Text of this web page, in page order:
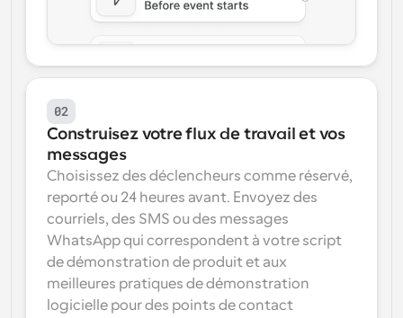
02
Construisez votre flux de travail et vos
messages
Choisissez des déclencheurs comme réservé,
reporté ou 24 heures avant. Envoyez des
courriels, des SMS ou des messages
WhatsApp qui correspondent à votre script
de démonstration de produit et aux
meilleures pratiques de démonstration
logicielle pour des points de contact